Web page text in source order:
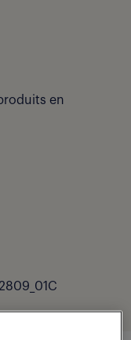
en